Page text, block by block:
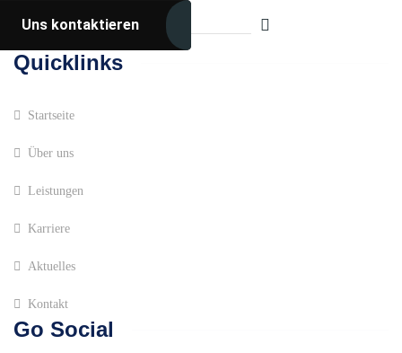
Uns kontaktieren
Quicklinks
Startseite
Über uns
Leistungen
Karriere
Aktuelles
Kontakt
Go Social